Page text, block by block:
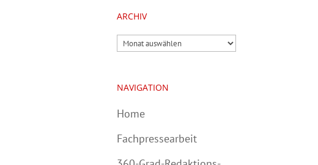
ARCHIV
Archiv
NAVIGATION
Home
Fachpressearbeit